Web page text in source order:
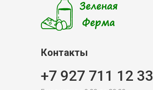
Контакты
+7 927 711 12 33